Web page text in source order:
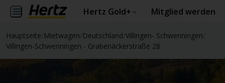
Hertz Gold+ Mitglied werden
Hauptseite Mietwagen Deutschland Villingen- Schwenningen
Villingen-Schwenningen - Grabenäckerstraße 28